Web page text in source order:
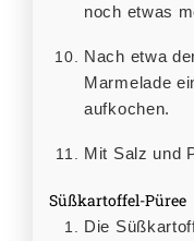
noch etwas
Nach etwa der Hälfte der Garzeit die
Marmelade
aufkochen.
Mit Salz
Süßkartoffel-Püree
Die Süßkartoffel schälen und in mittelgroße